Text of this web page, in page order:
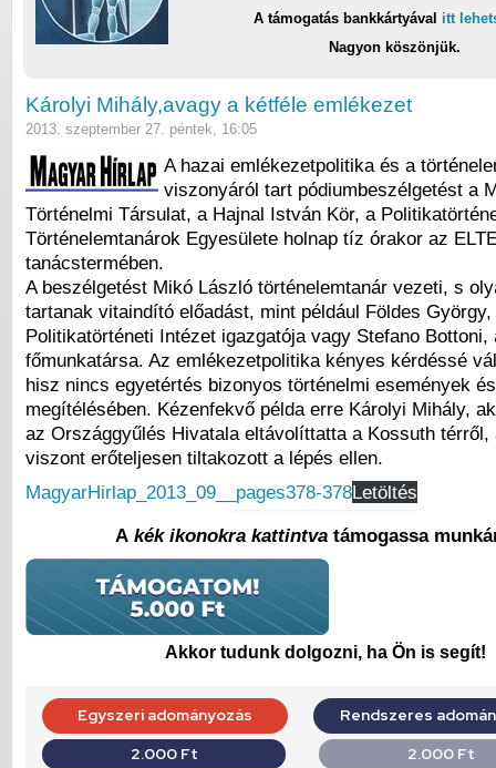
A támogatás bankkártyával itt
Nagyon köszönjük.
Károlyi Mihály,avagy a kétféle emlékezet
2013. szeptember 27. péntek, 16:05
A hazai emlékezetpolitika és a
viszonyáról tart pódiumbeszélgetést a
Történelmi Társulat, a Hajnal István Kör, a
Történelemtanárok Egyesülete holnap tíz órakor az
tanácstermében.
A beszélgetést Mikó László történelemtanár vezeti, s
tartanak vitaindító előadást, mint például Földes György,
Politikatörténeti Intézet igazgatója vagy Stefano Bottoni,
főmunkatársa. Az emlékezetpolitika kényes kérdéssé
hisz nincs egyetértés bizonyos történelmi események
megítélésében. Kézenfekvő példa erre Károlyi Mihály,
az Országgyűlés Hivatala eltávolíttatta a Kossuth térről,
viszont erőteljesen tiltakozott a lépés ellen.
MagyarHirlap_2013_09__pages378-378Letöltés
Akék ikonokra kattintvatámogassa
Akkor tudunk dolgozni, ha Ön is segít!